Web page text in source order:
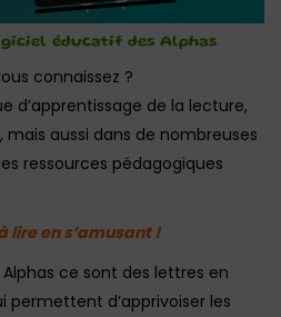
éducatif des Alphas
connaissez ?
d’apprentissage de la lecture,
mais aussi dans de nombreuses
ressources pédagogiques
lire en s’amusant !
ce sont des lettres en
permettent d’apprivoiser les